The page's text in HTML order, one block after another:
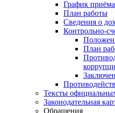
График
План работы
Сведения о
Контрольно-
План
Тексты
Законодательная
Обращения